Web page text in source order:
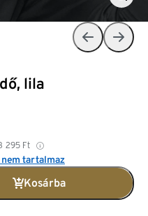
lila
295 Ft
tartalmaz
Kosárba